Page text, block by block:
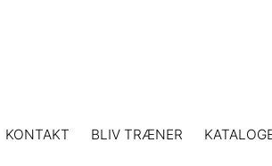
KONTAKT BLIV TRÆNER